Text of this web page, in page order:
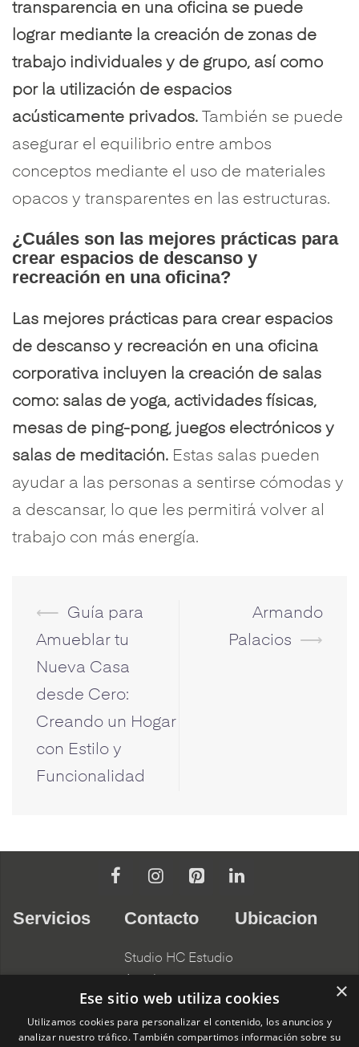
transparencia en una oficina se puede
lograr mediante la creación de zonas de
trabajo individuales y de grupo, así como
por la utilización de espacios
acústicamente privados. También se puede
asegurar el equilibrio entre ambos
conceptos mediante el uso de materiales
opacos y transparentes en las estructuras.
¿Cuáles son las mejores prácticas para
crear espacios de descanso y
recreación en una oficina?
Las mejores prácticas para crear espacios
de descanso y recreación en una oficina
corporativa incluyen la creación de salas
como: salas de yoga, actividades físicas,
mesas de ping-pong, juegos electrónicos y
salas de meditación. Estas salas pueden
ayudar a las personas a sentirse cómodas y
a descansar, lo que les permitirá volver al
trabajo con más energía.
Navegación
de
entradas
⟵ Guía para
Amueblar tu
Nueva Casa
desde Cero:
Creando un Hogar
con Estilo y
Funcionalidad
Armando
Palacios ⟶
Servicios
Compromisos
Contacto
Studio HC Estudio
Alicante
966275331
Ubicacion
×
Ese sitio web utiliza cookies
Utilizamos cookies para personalizar el contenido, los anuncios y
analizar nuestro tráfico. También compartimos información sobre su